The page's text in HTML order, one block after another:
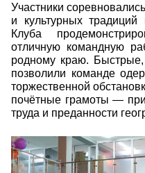
Участники
и культурных традиций
Клуба
отличную командную
родному краю.
позволили команде
торжественной
почётные грамоты —
труда и преданности